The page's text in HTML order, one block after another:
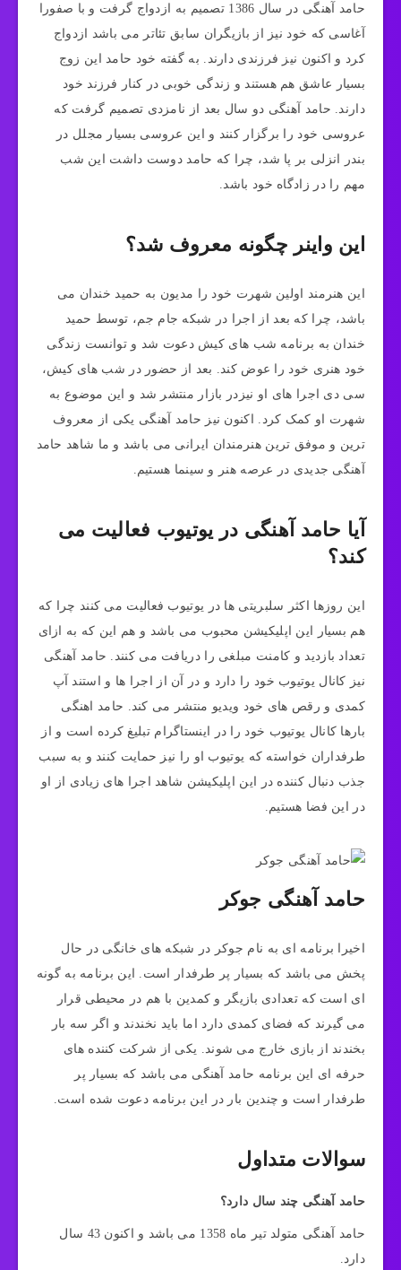
حامد آهنگی در سال 1386 تصمیم به ازدواج گرفت و با صفورا
آغاسی که خود نیز از بازیگران سابق تئاتر می باشد ازدواج
کرد و اکنون نیز فرزندی دارند. به گفته خود حامد این زوج
بسیار عاشق هم هستند و زندگی خوبی در کنار فرزند خود
دارند. حامد آهنگی دو سال بعد از نامزدی تصمیم گرفت که
عروسی خود را برگزار کنند و این عروسی بسیار مجلل در
بندر انزلی بر پا شد، چرا که حامد دوست داشت این شب
مهم را در زادگاه خود باشد.
این واینر چگونه معروف شد؟
این هنرمند اولین شهرت خود را مدیون به حمید خندان می
باشد، چرا که بعد از اجرا در شبکه جام جم، توسط حمید
خندان به برنامه شب های کیش دعوت شد و توانست زندگی
خود هنری خود را عوض کند. بعد از حضور در شب های کیش،
سی دی اجرا های او نیزدر بازار منتشر شد و این موضوع به
شهرت او کمک کرد. اکنون نیز حامد آهنگی یکی از معروف
ترین و موفق ترین هنرمندان ایرانی می باشد و ما شاهد حامد
آهنگی جدیدی در عرصه هنر و سینما هستیم.
آیا حامد آهنگی در یوتیوب فعالیت می
کند؟
این روزها اکثر سلبریتی ها در یوتیوب فعالیت می کنند چرا که
هم بسیار این اپلیکیشن محبوب می باشد و هم این که به ازای
تعداد بازدید و کامنت مبلغی را دریافت می کنند. حامد آهنگی
نیز کانال یوتیوب خود را دارد و در آن از اجرا ها و استند آپ
کمدی و رقص های خود ویدیو منتشر می کند. حامد اهنگی
بارها کانال یوتیوب خود را در اینستاگرام تبلیغ کرده است و از
طرفداران خواسته که یوتیوب او را نیز حمایت کنند و به سبب
جذب دنبال کننده در این اپلیکیشن شاهد اجرا های زیادی از او
در این فضا هستیم.
حامد آهنگی جوکر
اخیرا برنامه ای به نام جوکر در شبکه های خانگی در حال
پخش می باشد که بسیار پر طرفدار است. این برنامه به گونه
ای است که تعدادی بازیگر و کمدین با هم در محیطی قرار
می گیرند که فضای کمدی دارد اما باید نخندند و اگر سه بار
بخندند از بازی خارج می شوند. یکی از شرکت کننده های
حرفه ای این برنامه حامد آهنگی می باشد که بسیار پر
طرفدار است و چندین بار در این برنامه دعوت شده است.
سوالات متداول
حامد آهنگی چند سال دارد؟
حامد آهنگی متولد تیر ماه 1358 می باشد و اکنون 43 سال
دارد.